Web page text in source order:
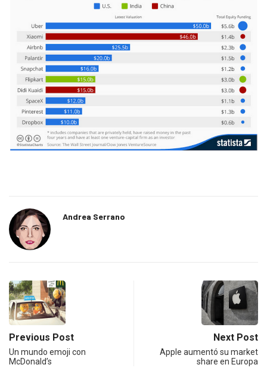
Andrea Serrano
Previous Post
Un mundo emoji con
McDonald’s
Next Post
Apple aumentó su market
share en Europa